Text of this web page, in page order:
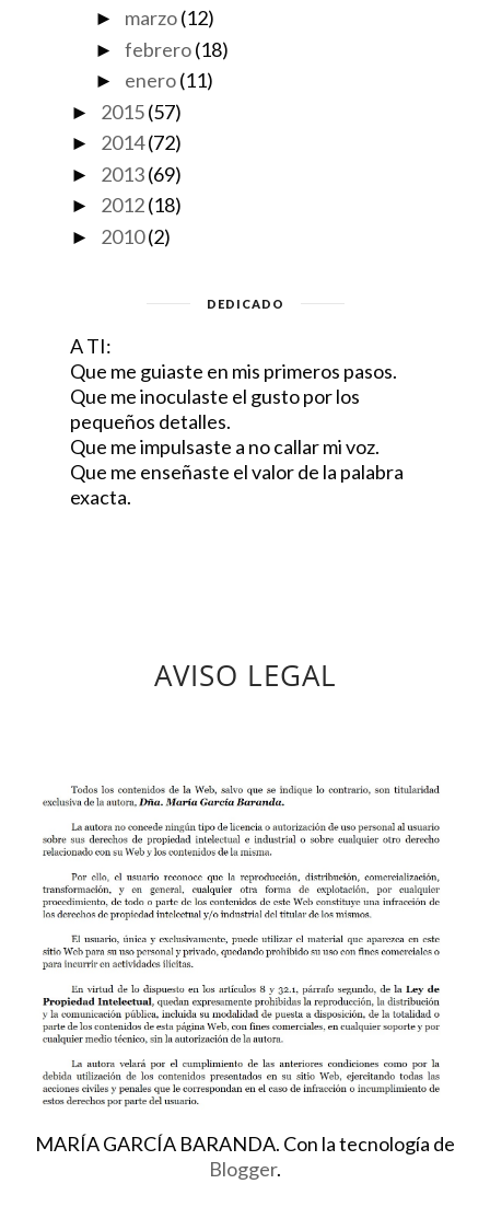
► marzo (12)
► febrero (18)
► enero (11)
► 2015(57)
► 2014(72)
► 2013(69)
► 2012(18)
► 2010(2)
DEDICADO
A TI:
Que me guiaste en mis primeros pasos.
Que me inoculaste el gusto por los
pequeños detalles.
Que me impulsaste a no callar mi voz.
Que me enseñaste el valor de la palabra
exacta.
AVISO LEGAL
MARÍA GARCÍA BARANDA. Con la tecnología de
Blogger.